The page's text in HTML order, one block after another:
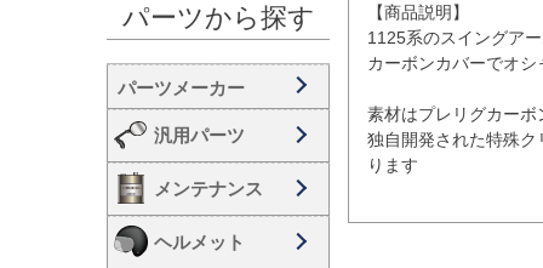
パーツから探す
汎用パーツ
メンテナンス
ヘルメット
【商品説明】
1125系のスイングア
カーボンカバーでオシ
素材はプレリグカー
独自開発された特殊
ります